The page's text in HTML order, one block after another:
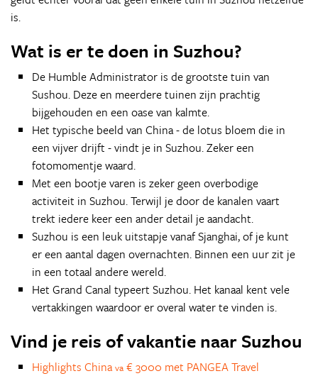
is.
Wat is er te doen in Suzhou?
De Humble Administrator is de grootste tuin van
Sushou. Deze en meerdere tuinen zijn prachtig
bijgehouden en een oase van kalmte.
Het typische beeld van China - de lotus bloem die in
een vijver drijft - vindt je in Suzhou. Zeker een
fotomomentje waard.
Met een bootje varen is zeker geen overbodige
activiteit in Suzhou. Terwijl je door de kanalen vaart
trekt iedere keer een ander detail je aandacht.
Suzhou is een leuk uitstapje vanaf Sjanghai, of je kunt
er een aantal dagen overnachten. Binnen een uur zit je
in een totaal andere wereld.
Het Grand Canal typeert Suzhou. Het kanaal kent vele
vertakkingen waardoor er overal water te vinden is.
Vind je reis of vakantie naar Suzhou
Highlights China va € 3000 met PANGEA Travel